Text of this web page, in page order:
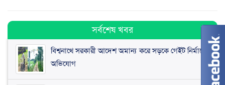
সর্বশেষ খবর
বিশ্বনাথে সরকারী আদেশ অমান্য করে সড়কে গেইট নির্মাণের
অভিযোগ